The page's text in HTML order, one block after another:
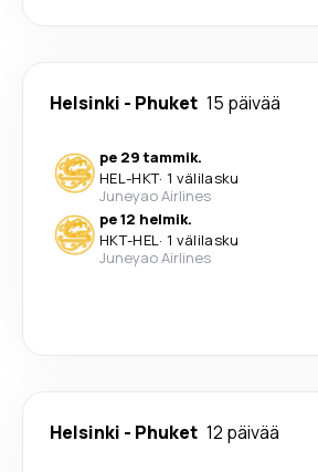
Helsinki - Phuket 15 päivää
pe 29 tammik.
HEL-HKT· 1 välilasku
Juneyao Airlines
pe 12 helmik.
HKT-HEL· 1 välilasku
Juneyao Airlines
Helsinki - Phuket 12 päivää